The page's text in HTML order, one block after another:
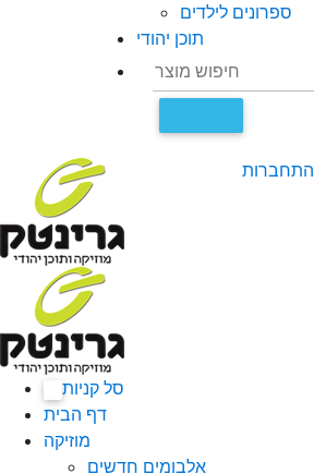
ספרונים לילדים
תוכן יהודי
התחברות
סל קניות
דף הבית
מוזיקה
אלבומים חדשים